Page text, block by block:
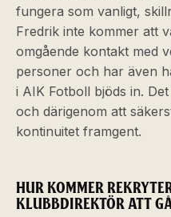
fungera som vanligt,
Fredrik inte kommer att
omgående kontakt med
personer och har även
i AIK Fotboll bjöds in.
och därigenom att
kontinuitet framgent.
HUR KOMMER
KLUBBDIREKTÖR ATT